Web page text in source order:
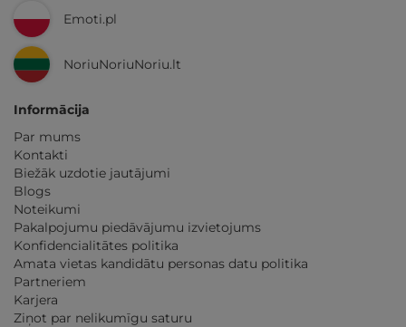
Emoti.pl
NoriuNoriuNoriu.lt
Informācija
Par mums
Kontakti
Biežāk uzdotie jautājumi
Blogs
Noteikumi
Pakalpojumu piedāvājumu izvietojums
Konfidencialitātes politika
Amata vietas kandidātu personas datu politika
Partneriem
Karjera
Ziņot par nelikumīgu saturu